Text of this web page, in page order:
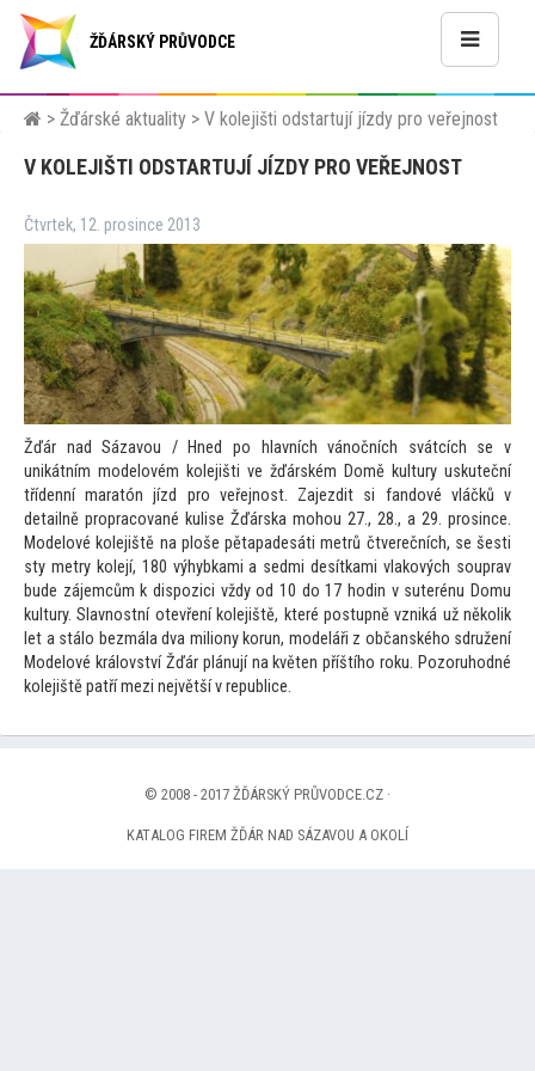
ŽĎÁRSKÝ PRŮVODCE
> Žďárské aktuality > V kolejišti odstartují jízdy pro veřejnost
V KOLEJIŠTI ODSTARTUJÍ JÍZDY PRO VEŘEJNOST
Čtvrtek, 12. prosince 2013
Žďár nad Sázavou / Hned po hlavních vánočních svátcích se v
unikátním modelovém kolejišti ve žďárském Domě kultury uskuteční
třídenní maratón jízd pro veřejnost. Zajezdit si fandové vláčků v
detailně propracované kulise Žďárska mohou 27., 28., a 29. prosince.
Modelové kolejiště na ploše pětapadesáti metrů čtverečních, se šesti
sty metry kolejí, 180 výhybkami a sedmi desítkami vlakových souprav
bude zájemcům k dispozici vždy od 10 do 17 hodin v suterénu Domu
kultury. Slavnostní otevření kolejiště, které postupně vzniká už několik
let a stálo bezmála dva miliony korun, modeláři z občanského sdružení
Modelové království Žďár plánují na květen příštího roku. Pozoruhodné
kolejiště patří mezi největší v republice.
© 2008 - 2017 ŽĎÁRSKÝ PRŮVODCE.CZ ·
KATALOG FIREM ŽĎÁR NAD SÁZAVOU A OKOLÍ